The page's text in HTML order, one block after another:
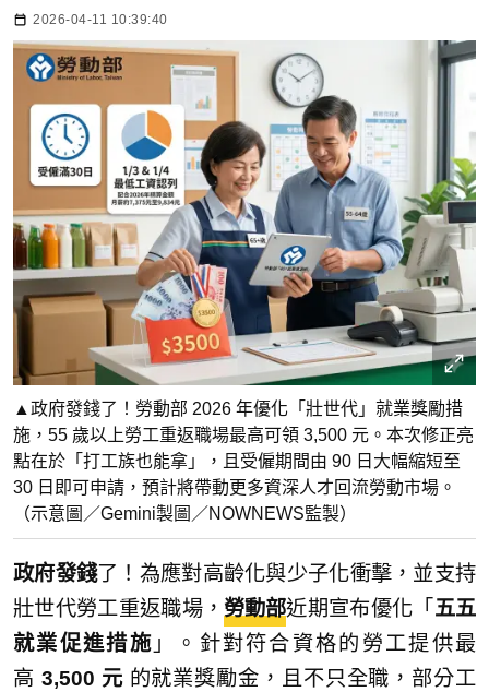
2026-04-11 10:39:40
▲政府發錢了！勞動部 2026 年優化「壯世代」就業獎勵措
施，55 歲以上勞工重返職場最高可領 3,500 元。本次修正亮
點在於「打工族也能拿」，且受僱期間由 90 日大幅縮短至
30 日即可申請，預計將帶動更多資深人才回流勞動市場。
（示意圖／Gemini製圖／NOWNEWS監製）
政府發錢了！為應對高齡化與少子化衝擊，並支持
壯世代勞工重返職場， 勞動部近期宣布優化「 五五
就業促進措施 」。針對符合資格的勞工提供最
高 3,500 元的就業獎勵金，且不只全職，部分工